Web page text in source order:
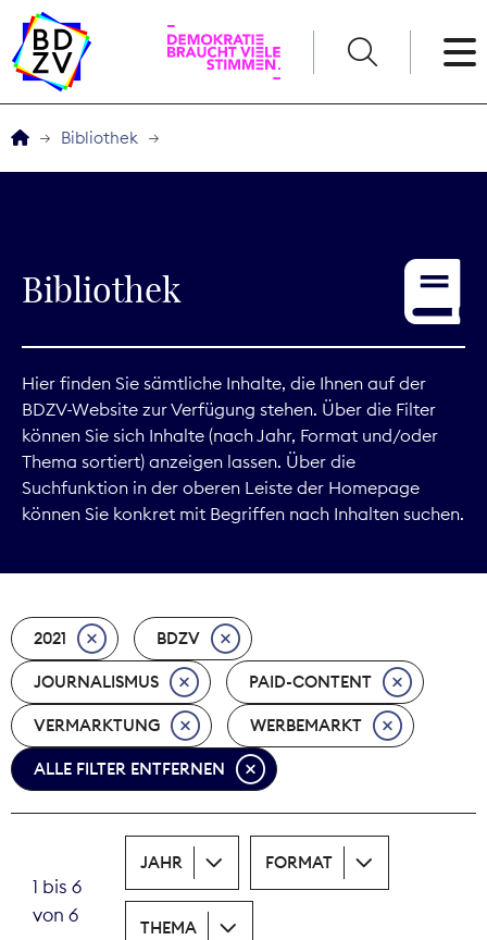
Service
Digitales
Kommunikation
Marktdaten
Nachhaltigkeit
Nachwuchs
Nova Award
Bibliothek
Bibliothek
Hier finden Sie sämtliche Inhalte, die Ihnen auf der
BDZV-Website zur Verfügung stehen. Über die Filter
können Sie sich Inhalte (nach Jahr, Format und/oder
Thema sortiert) anzeigen lassen. Über die
Suchfunktion in der oberen Leiste der Homepage
können Sie konkret mit Begriffen nach Inhalten suchen.
2021 BDZV
JOURNALISMUS PAID-CONTENT
VERMARKTUNG WERBEMARKT
ALLE FILTER ENTFERNEN
1 bis 6
von 6
JAHR FORMAT
THEMA